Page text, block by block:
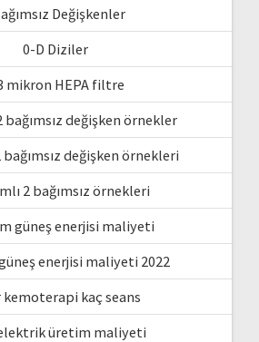
Değişkenler
0-D Diziler
mikron HEPA filtre
bağımsız değişken örnekler
bağımsız değişken örnekleri
2 bağımsız örnekleri
güneş enerjisi maliyeti
enerjisi maliyeti 2022
kemoterapi kaç seans
üretim maliyeti